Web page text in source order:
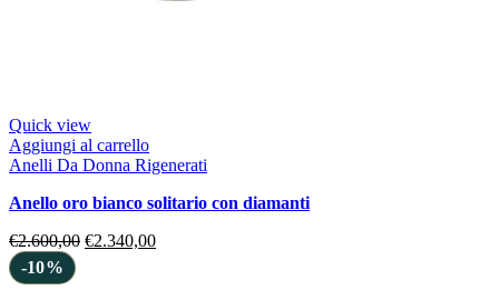
Quick view
Aggiungi al carrello
Anelli Da Donna Rigenerati
anello oro bianco solitario con diamanti
€2.600,00 €2.340,00
-10%